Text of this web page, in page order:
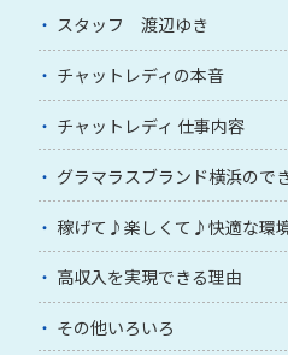
スタッフ 渡辺ゆき
チャットレディの本音
チャットレディ 仕事内容
グラマラスブランド横浜ので
稼げて♪楽しくて♪快適な環
高収入を実現できる理由
その他いろいろ